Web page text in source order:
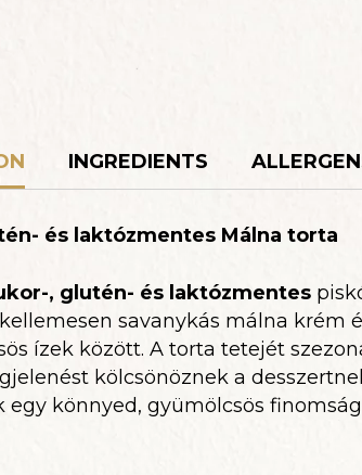
INGREDIENTS
és laktózmentes Málna torta
, glutén- és laktózmentes
savanykás málna
ízek között. A torta tetejét
kölcsönöznek a
egy könnyed, gyümölcsös